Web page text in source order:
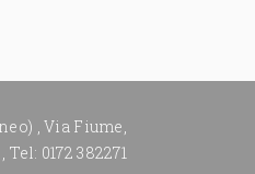
, Via Fiume,
, Tel: 0172 382271